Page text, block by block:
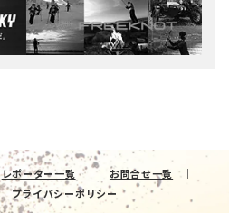
レポーター一覧
お問合せ一覧
プライバシーポリシー